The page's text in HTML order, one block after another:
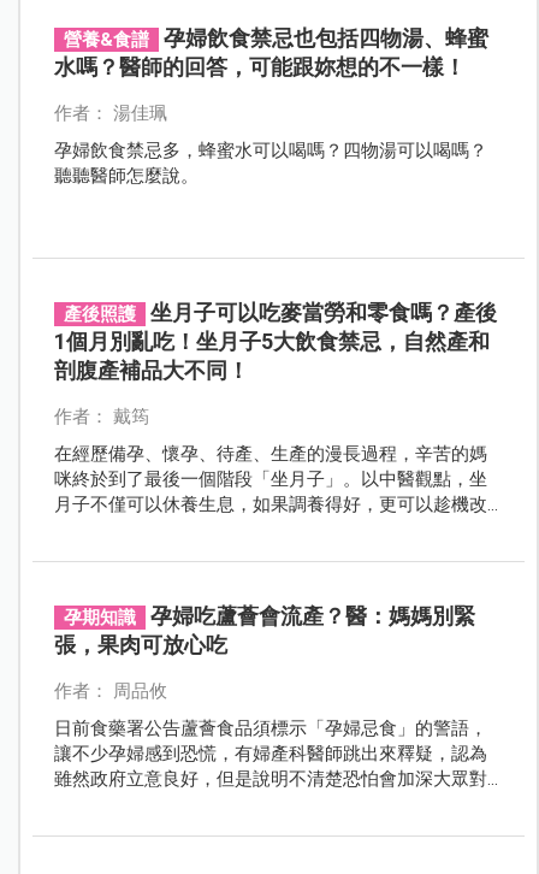
營養&食譜
孕婦飲食禁忌也包括四物湯、蜂蜜
水嗎？醫師的回答，可能跟妳想的不一樣！
作者： 湯佳珮
孕婦飲食禁忌多，蜂蜜水可以喝嗎？四物湯可以喝嗎？
聽聽醫師怎麼說。
產後照護
坐月子可以吃麥當勞和零食嗎？產後
1個月別亂吃！坐月子5大飲食禁忌，自然產和
剖腹產補品大不同！
作者： 戴筠
在經歷備孕、懷孕、待產、生產的漫長過程，辛苦的媽
咪終於到了最後一個階段「坐月子」。以中醫觀點，坐
月子不僅可以休養生息，如果調養得好，更可以趁機改
孕期知識
孕婦吃蘆薈會流產？醫：媽媽別緊
張，果肉可放心吃
作者： 周品攸
日前食藥署公告蘆薈食品須標示「孕婦忌食」的警語，
讓不少孕婦感到恐慌，有婦產科醫師跳出來釋疑，認為
雖然政府立意良好，但是說明不清楚恐怕會加深大眾對